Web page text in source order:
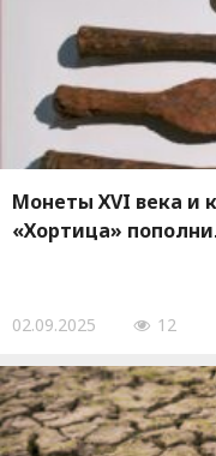
Монеты ХVI века и
«Хортица»
02.09.2025 12